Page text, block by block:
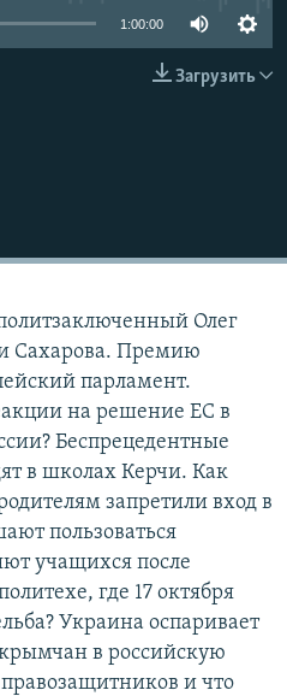
1:00:00
Загрузить
Олег
Сахарова. Премию
парламент.
на решение ЕС в
Беспрецедентные
в школах Керчи. Как
запретили вход в
пользоваться
учащихся после
где 17 октября
Украина оспаривает
в российскую
и что